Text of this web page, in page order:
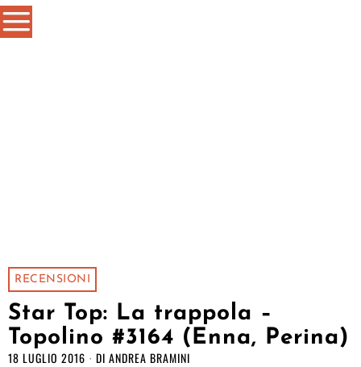
RECENSIONI
Star Top: La trappola –
Topolino #3164 (Enna, Perina)
18 LUGLIO 2016 DI ANDREA BRAMINI